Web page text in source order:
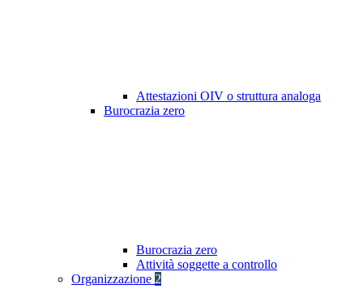
Attestazioni OIV o struttura analoga
Burocrazia zero
Burocrazia zero
Attività soggette a controllo
Organizzazione 2